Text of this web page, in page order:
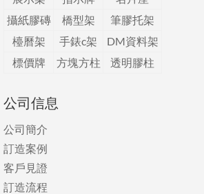
攝紙膠磚
橋型架
筆膠托架
檯曆架
手錶c架
DM資料架
標價牌
方塊方柱 透明膠柱
公司信息
公司簡介
訂造案例
客戶見證
訂造流程